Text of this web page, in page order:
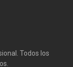
Todos los